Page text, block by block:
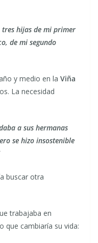
tres hijas de mi primer
de mi segundo
y medio en la Viña
La necesidad
a sus hermanas
se hizo insostenible
buscar otra
trabajaba en
cambiaría su vida: